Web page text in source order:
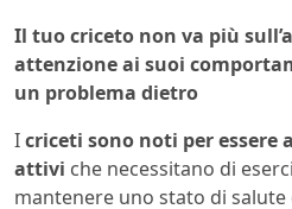
Il tuo criceto non va più
attenzione ai suoi
un problema dietro
Icriceti sono noti per
attivi che necessitano di
mantenere uno stato di